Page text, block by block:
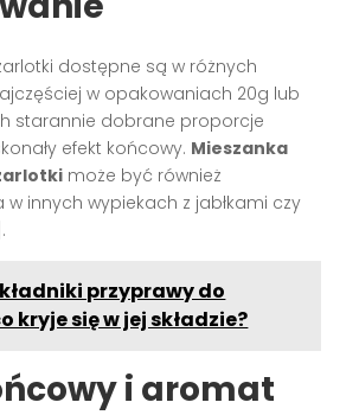
dostępne są w różnych
w opakowaniach 20g lub
starannie dobrane proporcje
efekt końcowy. Mieszanka
może być również
w innych wypiekach z jabłkami czy
przyprawy do
kryje się w jej składzie?
i aromat